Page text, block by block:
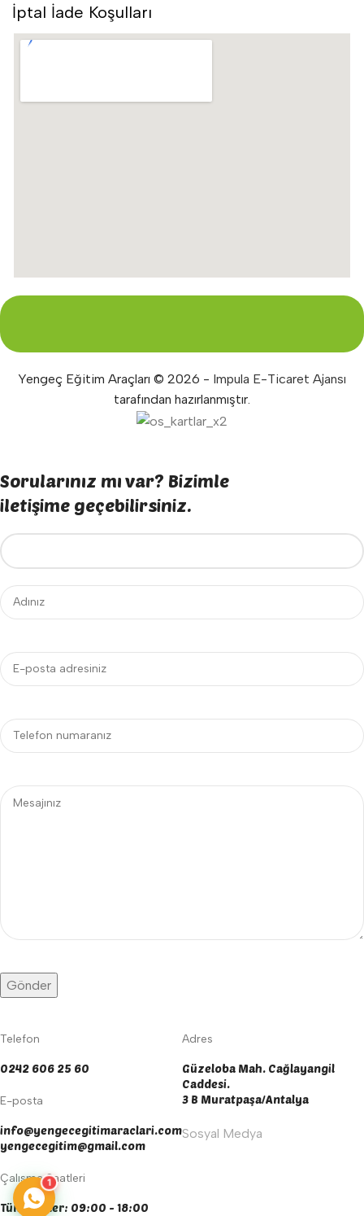
İptal İade Koşulları
Yengeç Eğitim Araçları © 2026 - Impula E-Ticaret Ajansı
tarafından hazırlanmıştır.
Sorularınız mı var? Bizimle
iletişime geçebilirsiniz.
Telefon
0242 606 25 60
E-posta
info@yengecegitimaraclari.com
yengecegitim@gmail.com
Çalışma Saatleri
Tüm Günler: 09:00 - 18:00
Adres
Güzeloba Mah. Cağlayangil
Caddesi.
3 B Muratpaşa/Antalya
Sosyal Medya
1